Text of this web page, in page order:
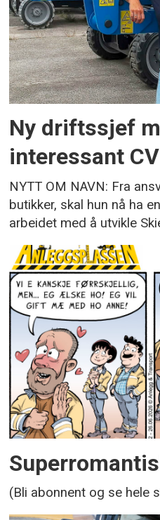
Ny driftssjef
interessant CV
NYTT OM NAVN: Fra
butikker, skal hun nå ha
arbeidet med å utvikle
(Bli abonnent og se hele